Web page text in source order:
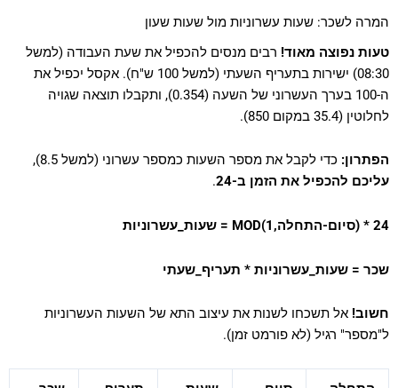
המרה לשכר: שעות עשרוניות מול שעות שעון
טעות נפוצה מאוד! רבים מנסים להכפיל את שעת העבודה (למשל
08:30) ישירות בתעריף השעתי (למשל 100 ש"ח). אקסל יכפיל את
ה-100 בערך העשרוני של השעה (0.354), ותקבלו תוצאה שגויה
לחלוטין (35.4 במקום 850).
הפתרון: כדי לקבל את מספר השעות כמספר עשרוני (למשל 8.5),
עליכם להכפיל את הזמן ב-24
.
שעות_עשרוניות = MOD(סיום-התחלה,1) * 24
שכר = שעות_עשרוניות * תעריף_שעתי
חשוב! אל תשכחו לשנות את עיצוב התא של השעות העשרוניות
ל"מספר" רגיל (לא פורמט זמן).